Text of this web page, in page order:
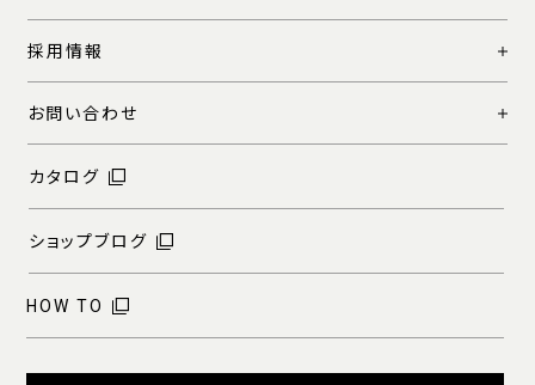
採用情報
お問い合わせ
カタログ
ショップブログ
HOW TO